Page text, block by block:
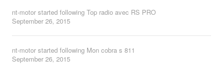
nt-motor started following Top radio avec RS PRO
September 26, 2015
nt-motor started following Mon cobra s 811
September 26, 2015